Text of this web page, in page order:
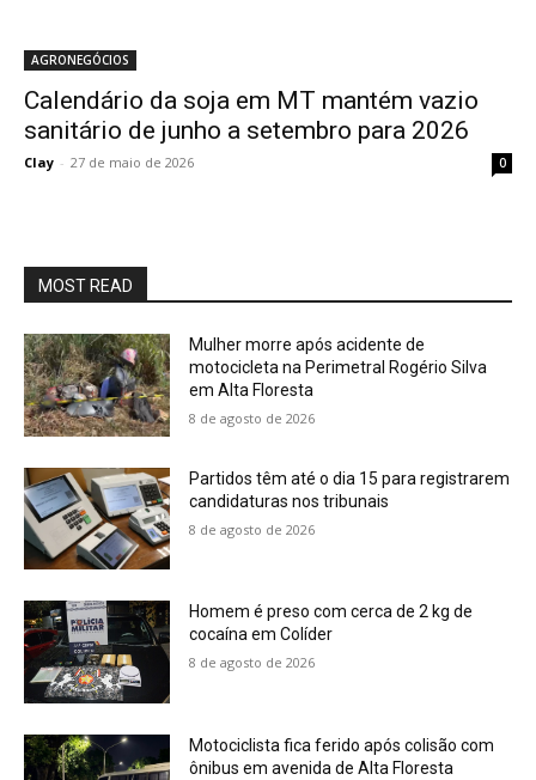
AGRONEGÓCIOS
Calendário da soja em MT mantém vazio
sanitário de junho a setembro para 2026
Clay - 27 de maio de 2026 0
MOST READ
Mulher morre após acidente de
motocicleta na Perimetral Rogério Silva
em Alta Floresta
8 de agosto de 2026
Partidos têm até o dia 15 para registrarem
candidaturas nos tribunais
8 de agosto de 2026
Homem é preso com cerca de 2 kg de
cocaína em Colíder
8 de agosto de 2026
Motociclista fica ferido após colisão com
ônibus em avenida de Alta Floresta